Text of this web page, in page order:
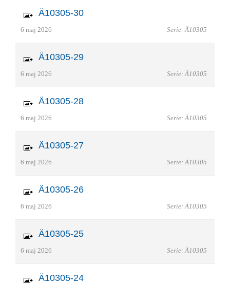
Ä10305-30
6 maj 2026 Serie: Ä10305
Ä10305-29
6 maj 2026 Serie: Ä10305
Ä10305-28
6 maj 2026 Serie: Ä10305
Ä10305-27
6 maj 2026 Serie: Ä10305
Ä10305-26
6 maj 2026 Serie: Ä10305
Ä10305-25
6 maj 2026 Serie: Ä10305
Ä10305-24